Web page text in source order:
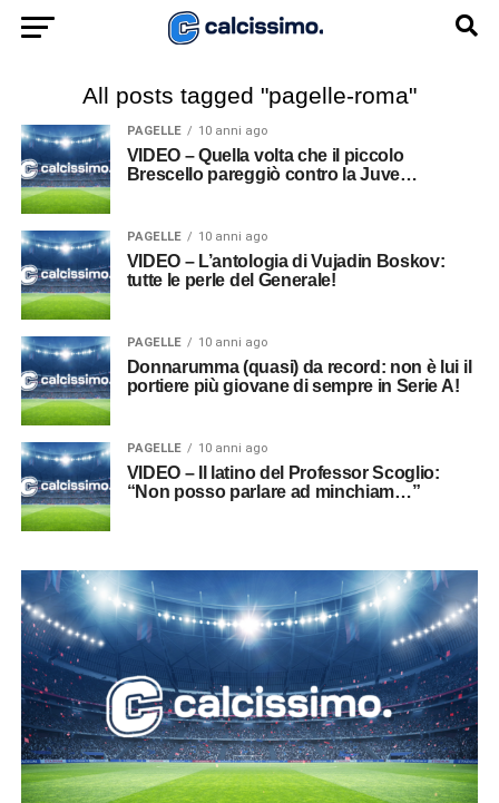
All posts tagged "pagelle-roma"
PAGELLE 10 anni ago
VIDEO – Quella volta che il piccolo
Brescello pareggiò contro la Juve…
PAGELLE 10 anni ago
VIDEO – L’antologia di Vujadin Boskov:
tutte le perle del Generale!
PAGELLE 10 anni ago
Donnarumma (quasi) da record: non è lui il
portiere più giovane di sempre in Serie A!
PAGELLE 10 anni ago
VIDEO – Il latino del Professor Scoglio:
“Non posso parlare ad minchiam…”